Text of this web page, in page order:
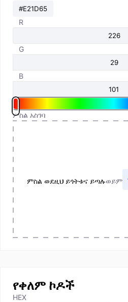
R
G
B
ምስል አስገባ
ምስል ወደዚህ ይጎትቱና ይጣሉወይም
የቀለም ኮዶች
HEX